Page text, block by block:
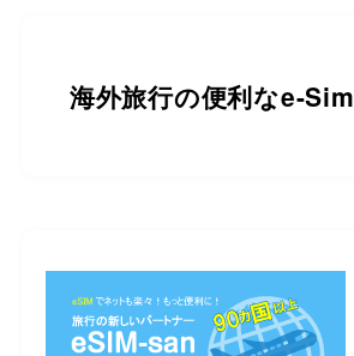
海外旅行の便利なe-Sim